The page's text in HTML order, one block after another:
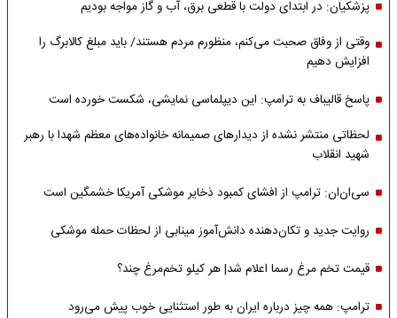
پزشکیان: در ابتدای دولت با قطعی برق، آب و گاز مواجه بودیم
وقتی از وفاق صحبت می‌کنم، منظورم مردم هستند/ باید مبلغ کالابرگ را
افزایش دهیم
پاسخ قالیباف به ترامپ: این دیپلماسی نمایشی، شکست خورده است
لحظاتی منتشر نشده از دیدارهای صمیمانه خانواده‌های معظم شهدا با رهبر
شهید انقلاب
سی‌ان‌ان: ترامپ از افشای کمبود ذخایر موشکی آمریکا خشمگین است
روایت جدید و تکان‌دهنده دانش‌آموز مینابی از لحظات حمله موشکی
قیمت تخم مرغ رسما اعلام شد| هر کیلو تخم‌مرغ چند؟
ترامپ: همه چیز درباره ایران به طور استثنایی خوب پیش می‌رود